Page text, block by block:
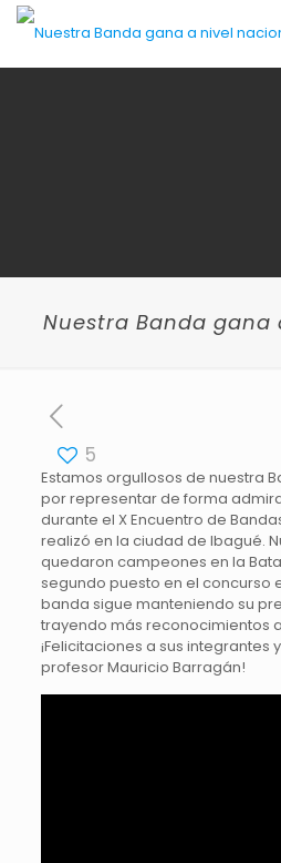
Nuestra Banda
5
Estamos orgullosos de nuestra
por representar de forma
durante el X Encuentro de
realizó en la ciudad de Ibagué.
quedaron campeones en la
segundo puesto en el concurso
banda sigue manteniendo su
trayendo más reconocimientos
¡Felicitaciones a sus integrantes
profesor Mauricio Barragán!